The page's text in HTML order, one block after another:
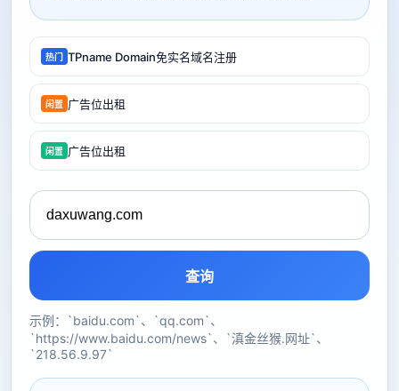
热门 TPname Domain免实名域名注册
闲置 广告位出租
闲置 广告位出租
查询
示例：`baidu.com`、`qq.com`、
`https://www.baidu.com/news`、`滇金丝猴.网址`、
`218.56.9.97`